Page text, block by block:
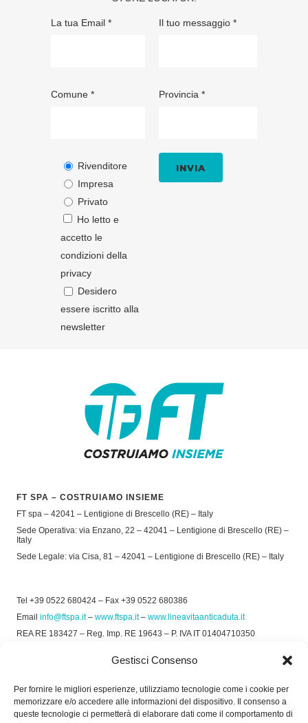
Gestisci Consenso
Per fornire le migliori esperienze, utilizziamo tecnologie come i cookie per
memorizzare e/o accedere alle informazioni del dispositivo. Il consenso a
queste tecnologie ci permetterà di elaborare dati come il comportamento di
La tua Email *
Comune *
Rivenditore
Impresa
Privato
Ho letto e
accetto le
condizioni della
privacy
Desidero
essere iscritto alla
newsletter
Il tuo messaggio *
Provincia *
FT SPA – COSTRUIAMO INSIEME
FT spa – 42041 – Lentigione di Brescello (RE) – Italy
Sede Operativa: via Enzano, 22 – 42041 – Lentigione di Brescello (RE) –
Italy
Sede Legale: via Cisa, 81 – 42041 – Lentigione di Brescello (RE) – Italy
Tel +39 0522 680424 – Fax +39 0522 680386
Email info@ftspa.it– www.ftspa.it– www.lineavitaanticaduta.it
REA RE 183427 – Reg. Imp. RE 19643 – P. IVA IT 01404710350
Privacy Policy–Cookie Policy
SOCIAL